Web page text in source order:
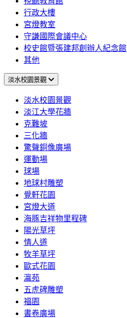
行政大樓
宮燈教室
守謙國際會議中心
校史館暨張建邦創辦人紀念館
其他
淡水校園景觀
淡水校園景觀
淡江大學花牆
克難坡
三化牆
驚聲銅像廣場
運動場
球場
地球村雕塑
覺軒花園
宮燈大道
海豚吉祥物里程碑
陽光草坪
情人道
牧羊草坪
歐式花園
瀛苑
五虎碑雕塑
福園
書卷廣場